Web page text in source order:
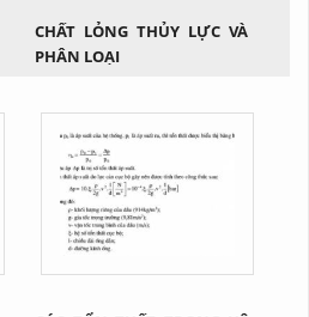
CHẤT LỎNG THỦY LỰC VÀ
PHÂN LOẠI